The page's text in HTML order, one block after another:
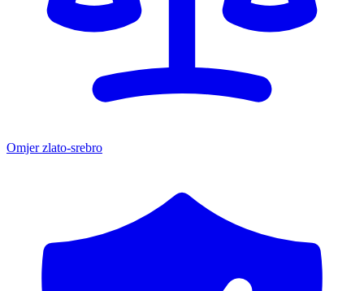
Omjer zlato-srebro